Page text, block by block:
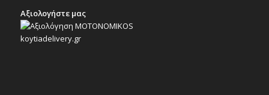
Αξιολογήστε μας